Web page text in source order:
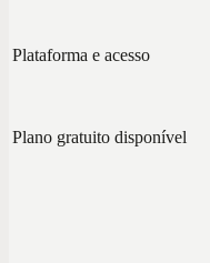
Plataforma e acesso
Plano gratuito disponível